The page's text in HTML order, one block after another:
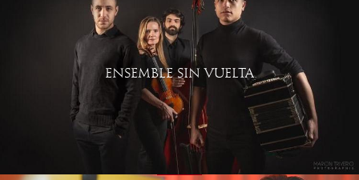
ENSEMBLE SIN VUELTA